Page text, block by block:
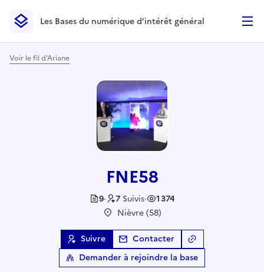
Les Bases du numérique d’intérêt général- Retour à la
Les Bases du numérique d’intérêt général
Voir le fil d'Ariane
FNE58
9· 7 Suivis·
1 374
Nièvre (58)
Suivre Contacter Copier le lien
Demander à rejoindre la base